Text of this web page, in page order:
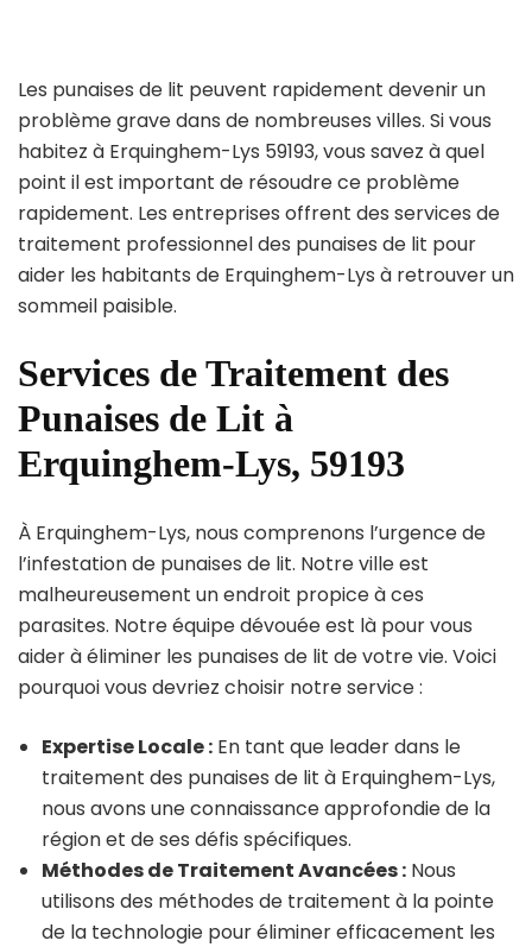
Les punaises de lit peuvent rapidement devenir un
problème grave dans de nombreuses villes. Si vous
habitez à Erquinghem-Lys 59193, vous savez à quel
point il est important de résoudre ce problème
rapidement. Les entreprises offrent des services de
traitement professionnel des punaises de lit pour
aider les habitants de Erquinghem-Lys à retrouver un
sommeil paisible.
Services de Traitement des
Punaises de Lit à
Erquinghem-Lys, 59193
À Erquinghem-Lys, nous comprenons l’urgence de
l’infestation de punaises de lit. Notre ville est
malheureusement un endroit propice à ces
parasites. Notre équipe dévouée est là pour vous
aider à éliminer les punaises de lit de votre vie. Voici
pourquoi vous devriez choisir notre service :
Expertise Locale : En tant que leader dans le
traitement des punaises de lit à Erquinghem-Lys,
nous avons une connaissance approfondie de la
région et de ses défis spécifiques.
Méthodes de Traitement Avancées : Nous
utilisons des méthodes de traitement à la pointe
de la technologie pour éliminer efficacement les